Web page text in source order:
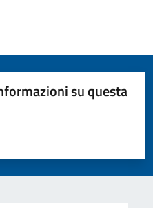
su questa
su 5